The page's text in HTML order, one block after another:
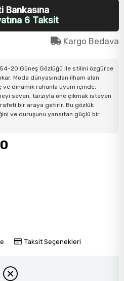
Bankasına
6 Taksit
Kargo Bedava
20 Güneş Gözlüğü ile stilini özgürce
Moda dünyasından ilham alan
ve dinamik ruhunla uyum içinde.
seven, tarzıyla öne çıkmak isteyen
bir araya getirir. Bu gözlük
ve duruşunu yansıtan güçlü bir
Taksit Seçenekleri